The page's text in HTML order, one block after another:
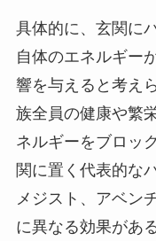
具体的に、玄関に
自体のエネルギー
響を与えると考え
族全員の健康や繁
ネルギーをブロッ
関に置く代表的な
メジスト、アベン
に異なる効果があ